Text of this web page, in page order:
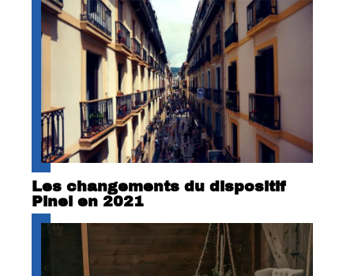
Les changements du dispositif
Pinel en 2021